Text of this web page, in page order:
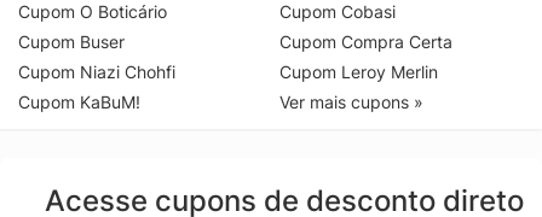
Cupom O Boticário
Cupom Buser
Cupom Niazi Chohfi
Cupom KaBuM!
Cupom Cobasi
Cupom Compra Certa
Cupom Leroy Merlin
Ver mais cupons »
Acesse cupons de desconto direto